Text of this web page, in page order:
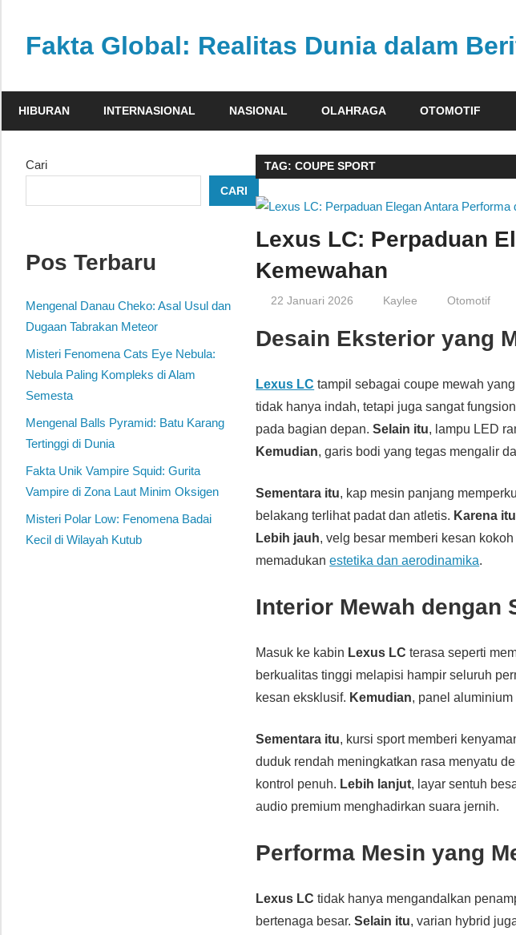
contentFakta Global: Realitas Dunia dalam
faktual
berbagai
pandang
HIBURAN INTERNASIONAL NASIONAL OLAHRAGA OTOMOTIF
TAG:COUPE SPORT
Lexus LC: Perpaduan
Kemewahan
22 Januari 2026 Kaylee Otomotif
Desain Eksterior yang
Lexus LC tampil sebagai coupe mewah
tidak hanya indah, tetapi juga sangat
pada bagian depan.Selain itu, lampu LED
Kemudian, garis bodi yang tegas mengalir
Sementara itu, kap mesin panjang
belakang terlihat padat dan atletis. Karena itu
Lebih jauh, velg besar memberi kesan
memadukanestetika dan aerodinamika.
Interior Mewah dengan
Masuk ke kabin Lexus LC terasa seperti
berkualitas tinggi melapisi hampir seluruh
kesan eksklusif. Kemudian, panel
Sementara itu, kursi sport memberi
duduk rendah meningkatkan rasa menyatu
kontrol penuh. Lebih lanjut, layar sentuh
audio premium menghadirkan suara jernih.
Performa Mesin yang
Lexus LC tidak hanya mengandalkan
bertenaga besar.Selain itu, varian hybrid
Cari
CARI
Pos Terbaru
Mengenal Danau Cheko: Asal Usul dan
Dugaan Tabrakan Meteor
Misteri Fenomena Cats Eye Nebula:
Nebula Paling Kompleks di Alam
Semesta
Mengenal Balls Pyramid: Batu Karang
Tertinggi di Dunia
Fakta Unik Vampire Squid: Gurita
Vampire di Zona Laut Minim Oksigen
Misteri Polar Low: Fenomena Badai
Kecil di Wilayah Kutub